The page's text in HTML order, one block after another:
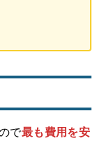
で最も費用を安